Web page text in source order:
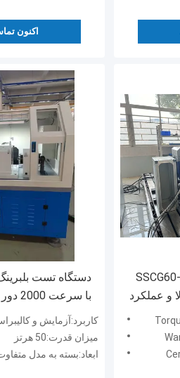
اکنون
با
اندازه‌گیری
120-200 میلی‌متر
کاربرد:آزمایش و
میزان قدرت:50 هرتز
ابعاد:بسته به مدل
و عملکرد